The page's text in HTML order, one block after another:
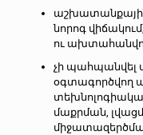
աշխատանքային
նորոգ
ու
չի պահպանվել
օգտագործվող
մաքրման,